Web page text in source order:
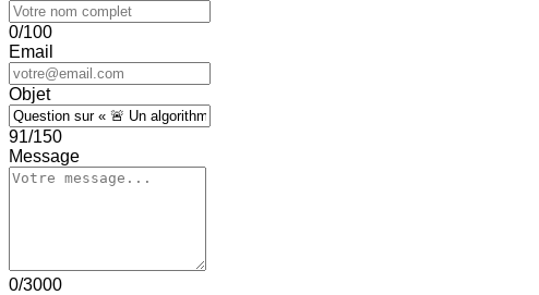
0/100
Email
Objet
91/150
Message
0/3000